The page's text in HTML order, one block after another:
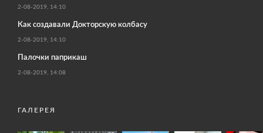
2-08-2019, 14:10
Как создавали Докторскую колбасу
2-08-2019, 14:10
Палочки паприкаш
2-08-2019, 14:08
ГАЛЕРЕЯ